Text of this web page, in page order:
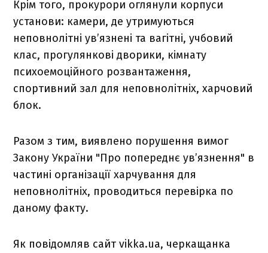
Крім того, прокурори оглянули корпуси
установи: камери, де утримуються
неповнолітні ув’язнені та вагітні, учбовий
клас, прогулянкові дворики, кімнату
психоемоційного розвантаження,
спортивний зал для неповнолітніх, харчовий
блок.
Разом з тим, виявлено порушення вимог
Закону України "Про попереднє ув’язнення" в
частині організації харчування для
неповнолітніх, проводиться перевірка по
даному факту.
Як повідомляв сайт vikka.ua, черкащанка